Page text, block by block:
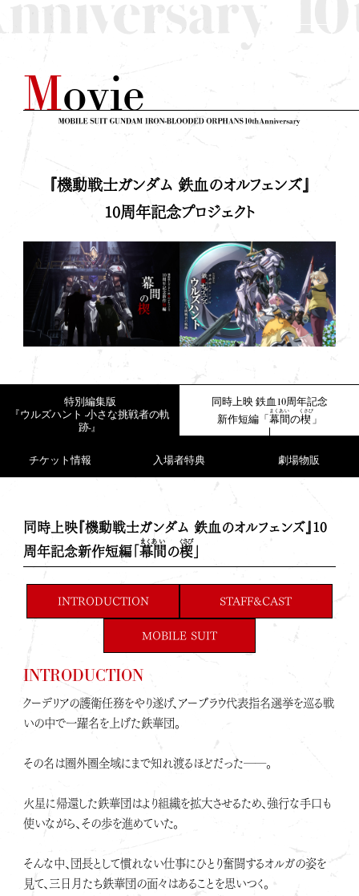
Movie
『機動戦士ガンダム 鉄血のオルフェンズ』
10周年記念プロジェクト
特別編集版
『ウルズハント -小さな挑戦者の軌
跡-』
同時上映 鉄血10周年記念
新作短編「 幕間
まくあい
の楔
くさび
」
チケット情報 入場者特典 劇場物販
同時上映『機動戦士ガンダム 鉄血のオルフェンズ』10
周年記念新作短編「 幕間
まくあい
の楔
くさび
」
INTRODUCTION STAFF&CAST
MOBILE SUIT
INTRODUCTION
クーデリアの護衛任務をやり遂げ、アーブラウ代表指名選挙を巡る戦
いの中で一躍名を上げた鉄華団。
その名は圏外圏全域にまで知れ渡るほどだった――。
火星に帰還した鉄華団はより組織を拡大させるため、強行な手口も
使いながら、その歩を進めていた。
そんな中、団長として慣れない仕事にひとり奮闘するオルガの姿を
見て、三日月たち鉄華団の面々はあることを思いつく。